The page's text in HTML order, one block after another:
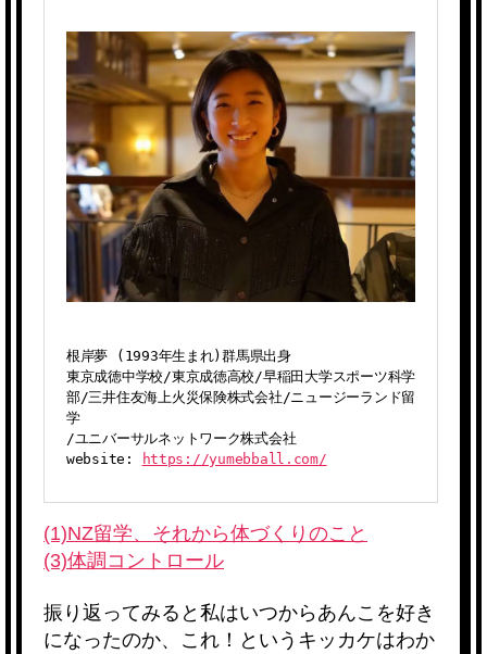
ん
こ
と
私
へ
の
b
o
o
k
a
Li
n
k
根岸夢 ( 1993年生まれ)群馬県出身
東京成徳中学校/東京成徳高校/早稲田大学スポーツ科学
部/三井住友海上火災保険株式会社/ニュージーランド留
学
/ユニバーサルネットワーク株式会社
website:
https://yumebball.com/
(1)NZ留学、それから体づくりのこと
(3)体調コントロール
振り返ってみると私はいつからあんこを好き
になったのか、これ！というキッカケはわか